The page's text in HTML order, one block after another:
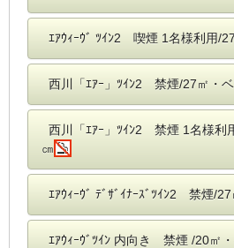
ｴｱｳｨｰｳﾞ ﾂｲﾝ2 喫煙 1名様利用/
西川「ｴｱｰ」ﾂｲﾝ2 禁煙/27㎡・
西川「ｴｱｰ」ﾂｲﾝ2 禁煙 1名様利
㎝
ｴｱｳｨｰｳﾞ ﾃﾞｻﾞｲﾅｰｽﾞﾂｲﾝ2 禁煙/
ｴｱｳｨｰｳﾞﾂｲﾝ 内向き 禁煙 /20㎡